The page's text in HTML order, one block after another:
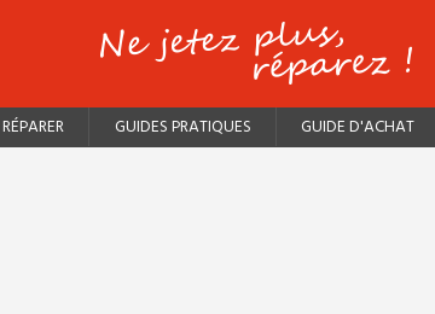
GUIDES PRATIQUES GUIDE D'ACHAT